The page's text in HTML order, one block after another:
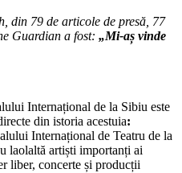
din 79 de articole de presă, 77
Guardian a fost: „Mi-aș vinde
Internațional de la Sibiu este
din istoria acestuia:
Internațional de Teatru de la
laolaltă artiști importanți ai
liber, concerte și producții